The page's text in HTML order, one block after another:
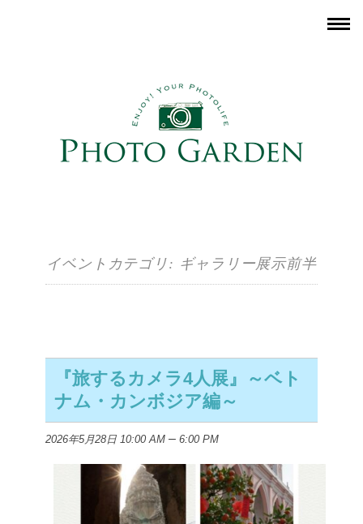
イベントカテゴリ: ギャラリー展示前半
『旅するカメラ4人展』～ベト
ナム・カンボジア編～
2026年5月28日 10:00 AM – 6:00 PM